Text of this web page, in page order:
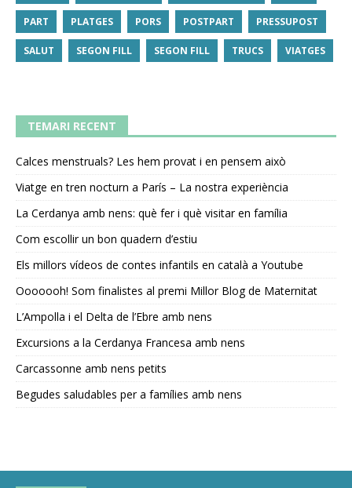
PART PLATGES PORS POSTPART PRESSUPOST
SALUT SEGON FILL SEGON FILL TRUCS VIATGES
TEMARI RECENT
Calces menstruals? Les hem provat i en pensem això
Viatge en tren nocturn a París – La nostra experiència
La Cerdanya amb nens: què fer i què visitar en família
Com escollir un bon quadern d’estiu
Els millors vídeos de contes infantils en català a Youtube
Ooooooh! Som finalistes al premi Millor Blog de Maternitat
L’Ampolla i el Delta de l’Ebre amb nens
Excursions a la Cerdanya Francesa amb nens
Carcassonne amb nens petits
Begudes saludables per a famílies amb nens